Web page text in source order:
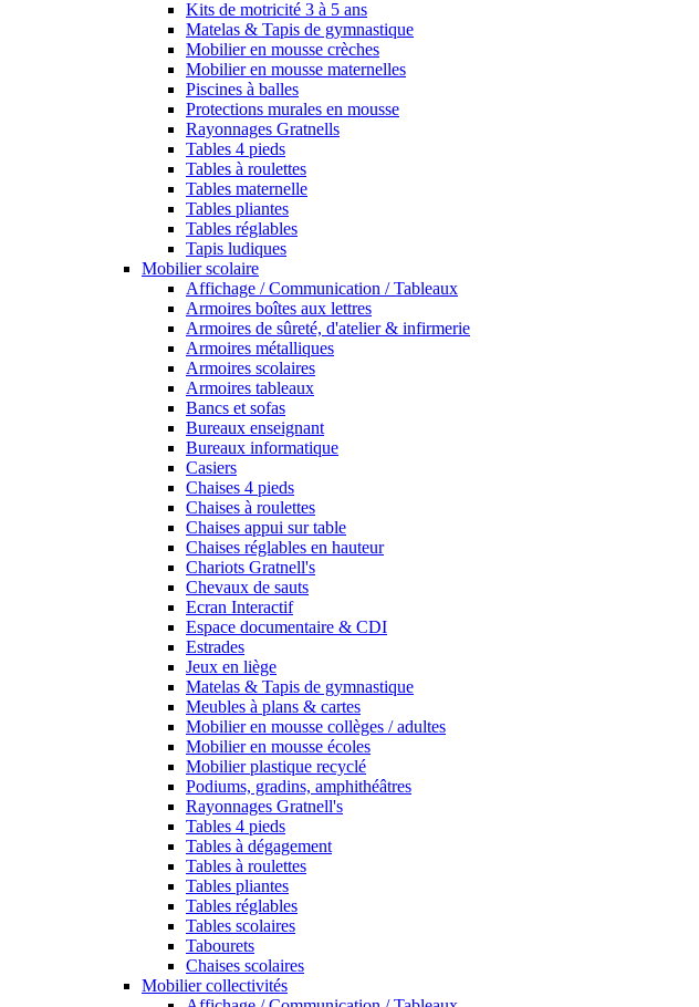
Kits de motricité 3 à 5 ans
Matelas & Tapis de gymnastique
Mobilier en mousse crèches
Mobilier en mousse maternelles
Piscines à balles
Protections murales en mousse
Rayonnages Gratnells
Tables 4 pieds
Tables à roulettes
Tables maternelle
Tables pliantes
Tables réglables
Tapis ludiques
Mobilier scolaire
Affichage / Communication / Tableaux
Armoires boîtes aux lettres
Armoires de sûreté, d'atelier & infirmerie
Armoires métalliques
Armoires scolaires
Armoires tableaux
Bancs et sofas
Bureaux enseignant
Bureaux informatique
Casiers
Chaises 4 pieds
Chaises à roulettes
Chaises appui sur table
Chaises réglables en hauteur
Chariots Gratnell's
Chevaux de sauts
Ecran Interactif
Espace documentaire & CDI
Estrades
Jeux en liège
Matelas & Tapis de gymnastique
Meubles à plans & cartes
Mobilier en mousse collèges / adultes
Mobilier en mousse écoles
Mobilier plastique recyclé
Podiums, gradins, amphithéâtres
Rayonnages Gratnell's
Tables 4 pieds
Tables à dégagement
Tables à roulettes
Tables pliantes
Tables réglables
Tables scolaires
Tabourets
Chaises scolaires
Mobilier collectivités